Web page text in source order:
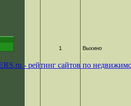
1 Выхино